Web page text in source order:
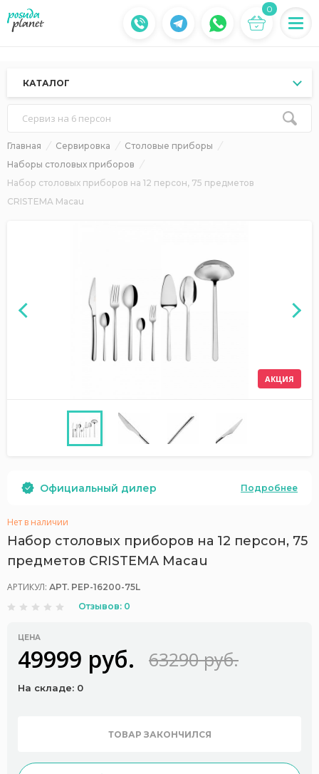
0
КАТАЛОГ
Сервиз на 6 персон
Главная Сервировка
Столовые приборы
Наборы столовых приборов
Набор столовых приборов на 12 персон, 75 предметов
CRISTEMA Macau
АКЦИЯ
Официальный дилер Подробнее
Нет в наличии
Набор столовых приборов на 12 персон, 75
предметов CRISTEMA Macau
АРТИКУЛ: АРТ. PEP-16200-75L
Отзывов: 0
ЦЕНА
49999 руб. 63290 руб.
На складе: 0
ТОВАР ЗАКОНЧИЛСЯ